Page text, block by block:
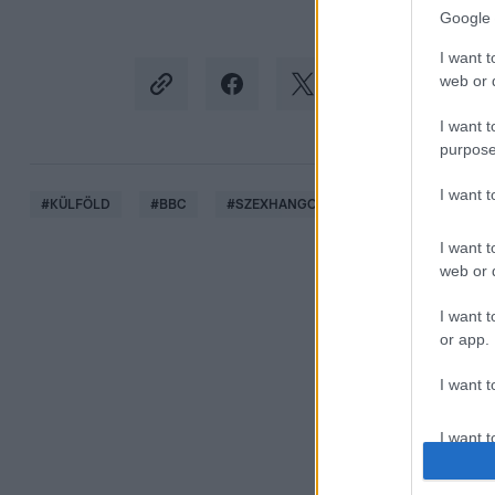
Google
I want
web or
I want
I want
I want
web or
I want
or app.
I want
I want
#KÜLFÖLD #BBC #SZEXHANGOK ÉLŐ KÖZVETÍTÉS